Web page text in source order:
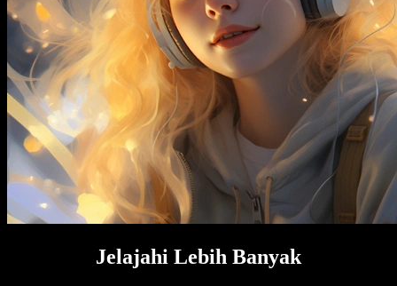
Jelajahi Lebih Banyak